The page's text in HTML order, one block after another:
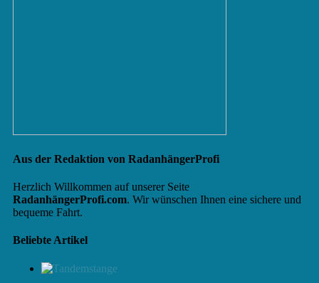
Aus der Redaktion von RadanhängerProfi
Herzlich Willkommen auf unserer Seite
RadanhängerProfi.com. Wir wünschen Ihnen eine sichere und
bequeme Fahrt.
Beliebte Artikel